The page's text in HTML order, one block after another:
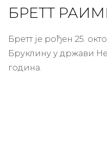
БРЕТТ
Бретт је рођен 25.
Бруклину у држави
година.